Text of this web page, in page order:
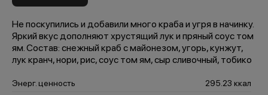
Не поскупились и добавили много краба и угря в начинку.
Яркий вкус дополняют хрустящий лук и пряный соус том
ям. Состав: снежный краб с майонезом, угорь, кунжут,
лук кранч, нори, рис, соус том ям, сыр сливочный, тобико
Энерг. ценность
295.23 ккал